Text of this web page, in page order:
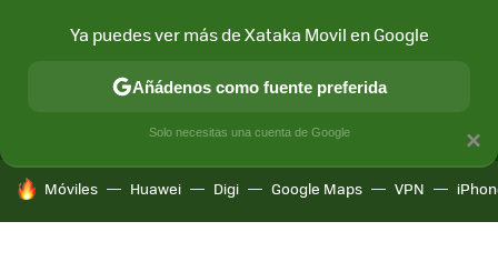
MÓVIL Y SOCIEDAD APLICACIONES
HOY SE HABLA DE
Móviles Huawei Digi Google Maps VPN
×
Ya puedes ver más de Xataka Movil en Google
Añádenos como fuente preferida
Solo necesitas una cuenta de Google